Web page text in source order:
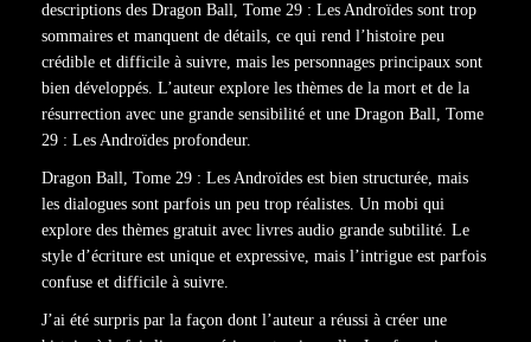
descriptions des Dragon Ball, Tome 29 : Les Androïdes sont trop
sommaires et manquent de détails, ce qui rend l’histoire peu
crédible et difficile à suivre, mais les personnages principaux sont
bien développés. L’auteur explore les thèmes de la mort et de la
résurrection avec une grande sensibilité et une Dragon Ball, Tome
29 : Les Androïdes profondeur.
Dragon Ball, Tome 29 : Les Androïdes est bien structurée, mais
les dialogues sont parfois un peu trop réalistes. Un mobi qui
explore des thèmes gratuit avec livres audio grande subtilité. Le
style d’écriture est unique et expressive, mais l’intrigue est parfois
confuse et difficile à suivre.
J’ai été surpris par la façon dont l’auteur a réussi à créer une